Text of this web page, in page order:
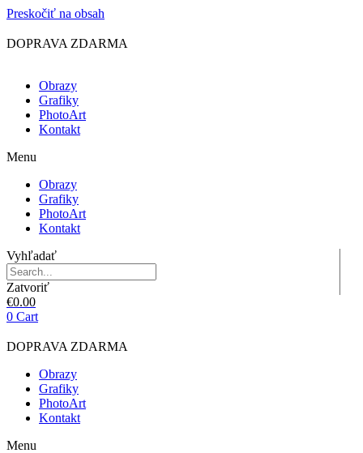
Preskočiť na obsah
DOPRAVA ZDARMA
Obrazy
Grafiky
PhotoArt
Kontakt
Menu
Obrazy
Grafiky
PhotoArt
Kontakt
Vyhľadať
Zatvoriť
€0.00
0 Cart
DOPRAVA ZDARMA
Obrazy
Grafiky
PhotoArt
Kontakt
Menu